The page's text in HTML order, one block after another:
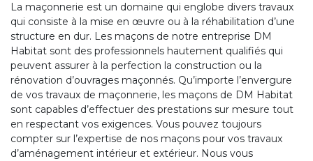
La maçonnerie est un domaine qui englobe divers travaux
qui consiste à la mise en œuvre ou à la réhabilitation d’une
structure en dur. Les maçons de notre entreprise DM
Habitat sont des professionnels hautement qualifiés qui
peuvent assurer à la perfection la construction ou la
rénovation d’ouvrages maçonnés. Qu’importe l’envergure
de vos travaux de maçonnerie, les maçons de DM Habitat
sont capables d’effectuer des prestations sur mesure tout
en respectant vos exigences. Vous pouvez toujours
compter sur l’expertise de nos maçons pour vos travaux
d’aménagement intérieur et extérieur. Nous vous